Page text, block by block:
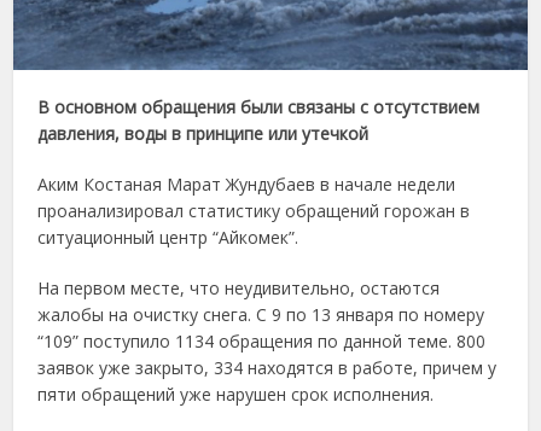
В основном обращения были связаны с отсутствием
давления, воды в принципе или утечкой
Аким Костаная Марат Жундубаев в начале недели
проанализировал статистику обращений горожан в
ситуационный центр “Айкомек”.
На первом месте, что неудивительно, остаются
жалобы на очистку снега. С 9 по 13 января по номеру
“109” поступило 1134 обращения по данной теме. 800
заявок уже закрыто, 334 находятся в работе, причем у
пяти обращений уже нарушен срок исполнения.